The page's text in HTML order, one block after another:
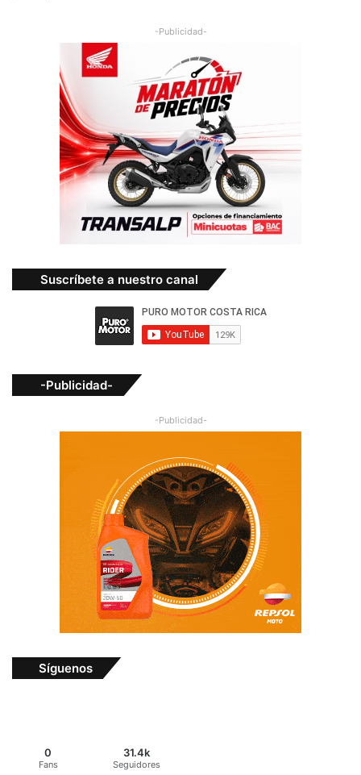
-Publicidad-
Suscríbete a nuestro canal
-Publicidad-
-Publicidad-
Síguenos
0
Fans
31.4k
Seguidores